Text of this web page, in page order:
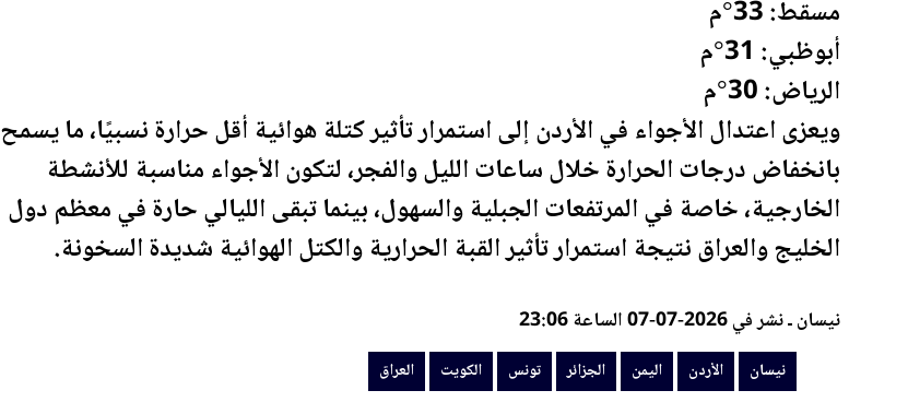
مسقط: 33°م
أبوظبي: 31°م
الرياض: 30°م
ويعزى اعتدال الأجواء فيالأردنإلى استمرار تأثير كتلة هوائية أقل حرارة نسبيًا، ما يسمح
بانخفاض درجات الحرارة خلال ساعات الليل والفجر، لتكون الأجواء مناسبة للأنشطة
الخارجية، خاصة في المرتفعات الجبلية والسهول، بينما تبقى الليالي حارة في معظم دول
الخليج والعراقنتيجة استمرار تأثير القبة الحرارية والكتل الهوائية شديدة السخونة.
نيسان ـ نشر في 2026-07-07 الساعة 23:06
نيسان الأردن اليمن الجزائر تونس الكويت العراق